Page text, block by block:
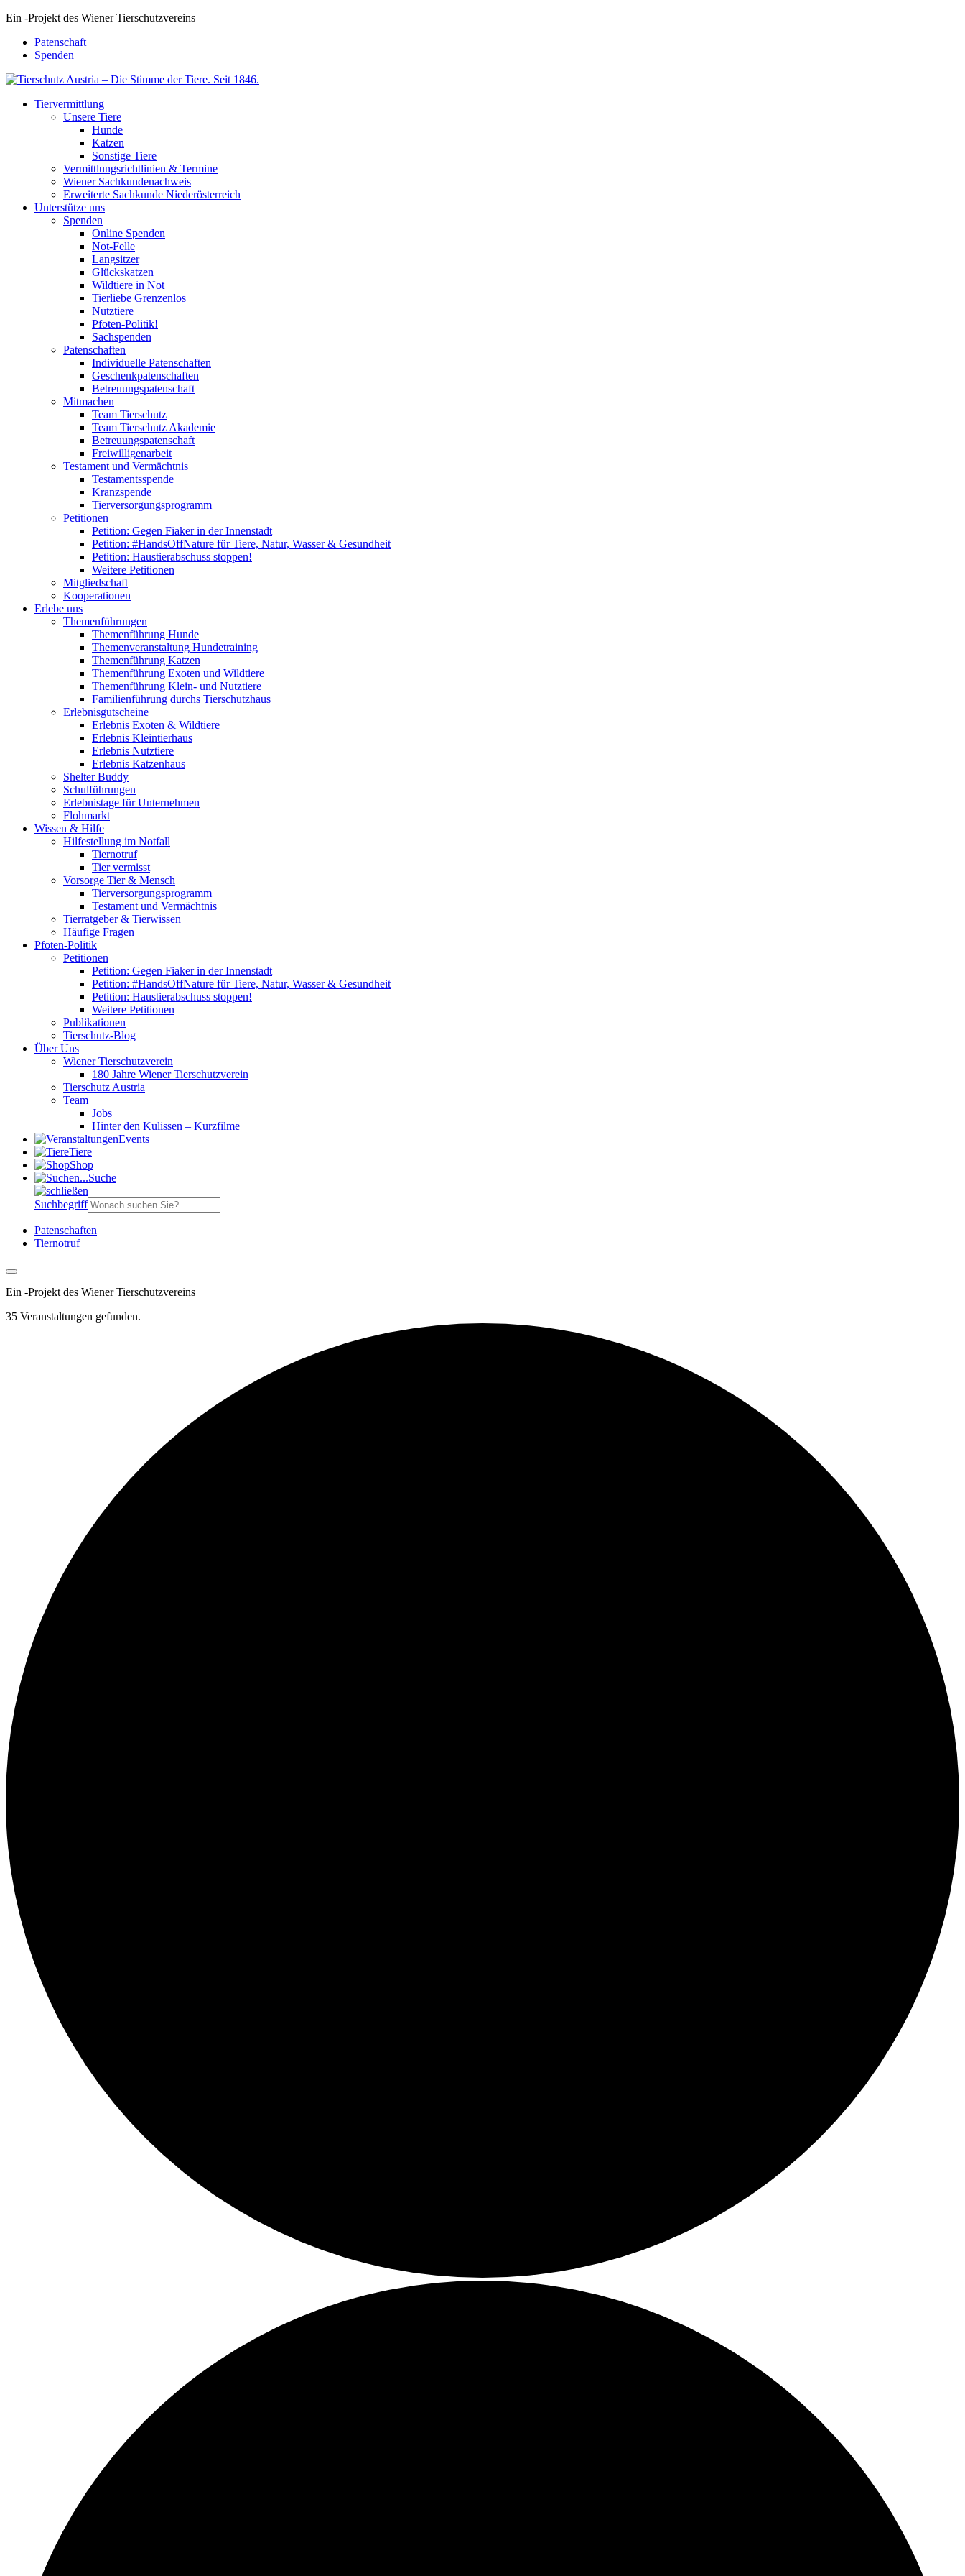
Ein -Projekt des Wiener Tierschutzvereins
Patenschaft
Spenden
Tiervermittlung
Unsere Tiere
Hunde
Katzen
Sonstige Tiere
Vermittlungsrichtlinien & Termine
Wiener Sachkundenachweis
Erweiterte Sachkunde Niederösterreich
Unterstütze uns
Spenden
Online Spenden
Not-Felle
Langsitzer
Glückskatzen
Wildtiere in Not
Tierliebe Grenzenlos
Nutztiere
Pfoten-Politik!
Sachspenden
Patenschaften
Individuelle Patenschaften
Geschenkpatenschaften
Betreuungspatenschaft
Mitmachen
Team Tierschutz
Team Tierschutz Akademie
Betreuungspatenschaft
Freiwilligenarbeit
Testament und Vermächtnis
Testamentsspende
Kranzspende
Tierversorgungsprogramm
Petitionen
Petition: Gegen Fiaker in der Innenstadt
Petition: #HandsOffNature für Tiere, Natur, Wasser & Gesundheit
Petition: Haustierabschuss stoppen!
Weitere Petitionen
Mitgliedschaft
Kooperationen
Erlebe uns
Themenführungen
Themenführung Hunde
Themenveranstaltung Hundetraining
Themenführung Katzen
Themenführung Exoten und Wildtiere
Themenführung Klein- und Nutztiere
Familienführung durchs Tierschutzhaus
Erlebnisgutscheine
Erlebnis Exoten & Wildtiere
Erlebnis Kleintierhaus
Erlebnis Nutztiere
Erlebnis Katzenhaus
Shelter Buddy
Schulführungen
Erlebnistage für Unternehmen
Flohmarkt
Wissen & Hilfe
Hilfestellung im Notfall
Tiernotruf
Tier vermisst
Vorsorge Tier & Mensch
Tierversorgungsprogramm
Testament und Vermächtnis
Tierratgeber & Tierwissen
Häufige Fragen
Pfoten-Politik
Petitionen
Petition: Gegen Fiaker in der Innenstadt
Petition: #HandsOffNature für Tiere, Natur, Wasser & Gesundheit
Petition: Haustierabschuss stoppen!
Weitere Petitionen
Publikationen
Tierschutz-Blog
Über Uns
Wiener Tierschutzverein
180 Jahre Wiener Tierschutzverein
Tierschutz Austria
Team
Jobs
Hinter den Kulissen – Kurzfilme
Events
Tiere
Shop
Suche
Suchbegriff
Patenschaften
Tiernotruf
Ein -Projekt des Wiener Tierschutzvereins
35 Veranstaltungen gefunden.